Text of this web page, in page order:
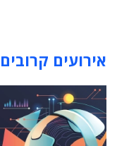
אירועים קרובים